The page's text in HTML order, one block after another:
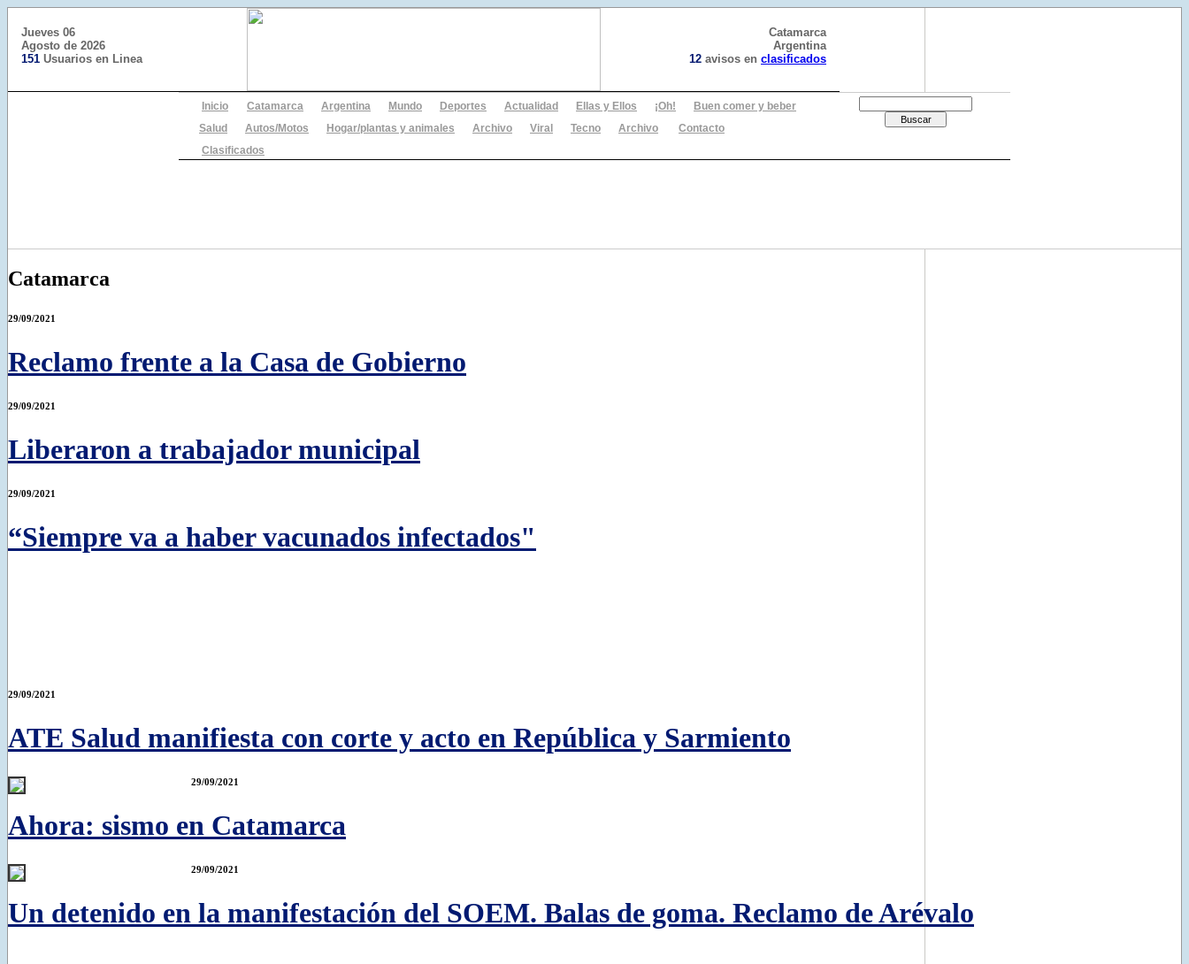
Jueves 06
Agosto de 2026
151 Usuarios en Linea
Catamarca
Argentina
12 avisos en clasificados
Inicio Catamarca Argentina Mundo Deportes Actualidad Ellas y Ellos ¡Oh!
Buen comer y beber
Salud
Autos/Motos Hogar/plantas y animales Archivo Viral Tecno Archivo
Contacto
Clasificados
Catamarca
29/09/2021
Reclamo frente a la Casa de Gobierno
29/09/2021
Liberaron a trabajador municipal
29/09/2021
“Siempre va a haber vacunados infectados"
29/09/2021
ATE Salud manifiesta con corte y acto en República y Sarmiento
29/09/2021
Ahora: sismo en Catamarca
29/09/2021
Un detenido en la manifestación del SOEM. Balas de goma. Reclamo de Arévalo